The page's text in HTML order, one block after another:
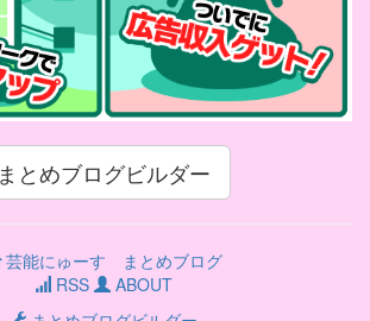
まとめブログビルダー
芸能にゅーす まとめブログ
RSS
ABOUT